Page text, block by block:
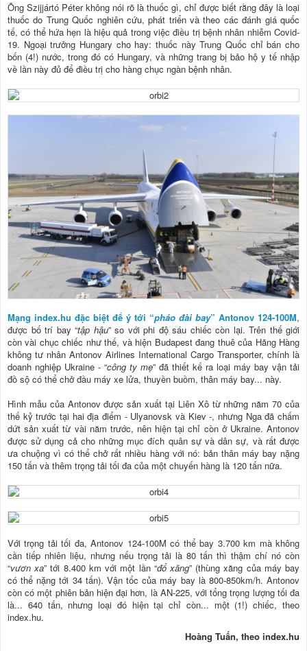
Ông Szijjártó Péter không nói rõ là thuốc gì, chỉ được biết rằng đây là loại
thuốc do Trung Quốc nghiên cứu, phát triển và theo các đánh giá quốc
tế, có thể hứa hẹn là hiệu quả trong việc điều trị bệnh nhân nhiễm Covid-
19. Ngoại trưởng Hungary cho hay: thuốc này Trung Quốc chỉ bán cho
bốn (4!) nước, trong đó có Hungary, và những trang bị bảo hộ y tế nhập
về lần này đủ để điều trị cho hàng chục ngàn bệnh nhân.
Mạng index.hu đặc biệt để ý tới “pháo đài bay” Antonov 124-100M,
được bố trí bay “tập hậu” so với phi độ sáu chiếc còn lại. Trên thế giới
còn vài chục chiếc như thế, và hiện Budapest đang thuê của Hãng Hàng
không tư nhân Antonov Airlines International Cargo Transporter, chính là
doanh nghiệp Ukraine - “công ty mẹ” đã thiết kế ra loại máy bay vận tải
đồ sộ có thể chở đầu máy xe lửa, thuyền buồm, thân máy bay... này.
Hình mẫu của Antonov được sản xuất tại Liên Xô từ những năm 70 của
thế kỷ trước tại hai địa điểm - Ulyanovsk và Kiev -, nhưng Nga đã chấm
dứt sản xuất từ vài năm trước, nên hiện tại chỉ còn ở Ukraine. Antonov
được sử dụng cả cho những mục đích quân sự và dân sự, và rất được
ưa chuộng vì có thể chở rất nhiều hàng với nó: bản thân máy bay nặng
150 tấn và thêm trọng tải tối đa của một chuyến hàng là 120 tấn nữa.
Với trọng tải tối đa, Antonov 124-100M có thể bay 3.700 km mà không
cần tiếp nhiên liệu, nhưng nếu trọng tải là 80 tấn thì thậm chí nó còn
“vươn xa” tới 8.400 km với một lần “đổ xăng” (thùng xăng của máy bay
có thể nặng tới 34 tấn). Vận tốc của máy bay là 800-850km/h. Antonov
còn có một phiên bản hiện đại hơn, là AN-225, với tổng trọng lượng tối đa
là... 640 tấn, nhưng loại đó hiện tại chỉ còn... một (1!) chiếc, theo
index.hu.
Hoàng Tuấn, theo index.hu